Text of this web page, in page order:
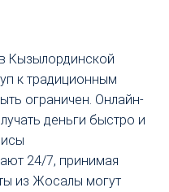
Кызылординской
к традиционным
ограничен. Онлайн-
деньги быстро и
24/7, принимая
из Жосалы могут